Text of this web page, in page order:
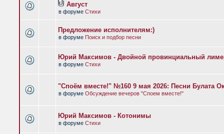
Август
в форуме Стихи
Предложение исполнителям:)
в форуме Поиск и подбор песни
Юрий Максимов - Двойной провинциальный
в форуме Стихи
"Споём вместе!" №160 9 мая 2026: Песни Булата
в форуме Обсуждение вечеров "Споем вместе!"
Юрий Максимов - Котонимы
в форуме Стихи